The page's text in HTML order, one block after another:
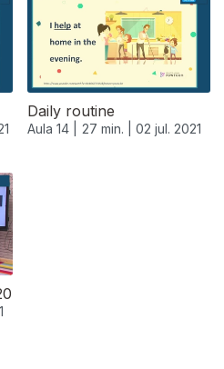
Daily routine
Aula 14 | 27 min. | 02 jul. 2021